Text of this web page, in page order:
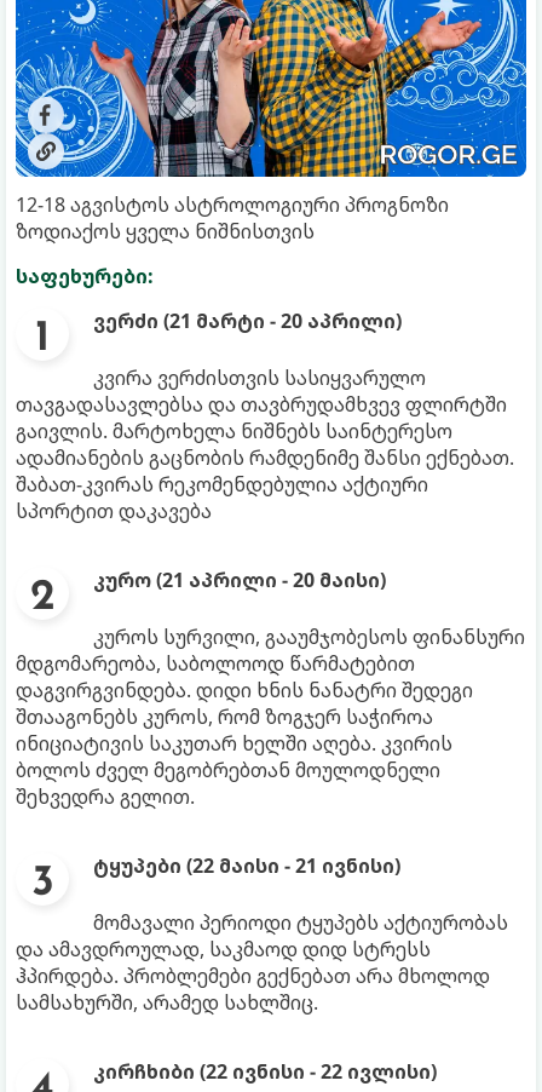
12-18 აგვისტოს ასტროლოგიური პროგნოზი
ზოდიაქოს ყველა ნიშნისთვის
საფეხურები:
ვერძი (21 მარტი - 20 აპრილი)
კვირა ვერძისთვის სასიყვარულო
თავგადასავლებსა და თავბრუდამხვევ ფლირტში
გაივლის. მარტოხელა ნიშნებს საინტერესო
ადამიანების გაცნობის რამდენიმე შანსი ექნებათ.
შაბათ-კვირას რეკომენდებულია აქტიური
სპორტით დაკავება
კურო (21 აპრილი - 20 მაისი)
კუროს სურვილი, გააუმჯობესოს ფინანსური
მდგომარეობა, საბოლოოდ წარმატებით
დაგვირგვინდება. დიდი ხნის ნანატრი შედეგი
შთააგონებს კუროს, რომ ზოგჯერ საჭიროა
ინიციატივის საკუთარ ხელში აღება. კვირის
ბოლოს ძველ მეგობრებთან მოულოდნელი
შეხვედრა გელით.
ტყუპები (22 მაისი - 21 ივნისი)
მომავალი პერიოდი ტყუპებს აქტიურობას
და ამავდროულად, საკმაოდ დიდ სტრესს
ჰპირდება. პრობლემები გექნებათ არა მხოლოდ
სამსახურში, არამედ სახლშიც.
კირჩხიბი (22 ივნისი - 22 ივლისი)